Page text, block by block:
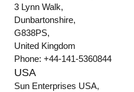
3 Lynn Walk,
Dunbartonshire,
G838PS,
United Kingdom
Phone: +44-141-5360844
USA
Sun Enterprises USA,